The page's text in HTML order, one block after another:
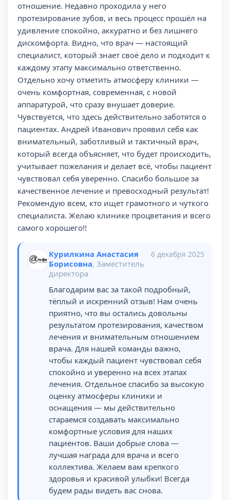
отношение. Недавно проходила у него
протезирование зубов, и весь процесс прошёл на
удивление спокойно, аккуратно и без лишнего
дискомфорта. Видно, что врач — настоящий
специалист, который знает своё дело и подходит к
каждому этапу максимально ответственно.
Отдельно хочу отметить атмосферу клиники —
очень комфортная, современная, с новой
аппаратурой, что сразу внушает доверие.
Чувствуется, что здесь действительно заботятся о
пациентах. Андрей Иванович проявил себя как
внимательный, заботливый и тактичный врач,
который всегда объясняет, что будет происходить,
учитывает пожелания и делает всё, чтобы пациент
чувствовал себя уверенно. Спасибо большое за
качественное лечение и превосходный результат!
Рекомендую всем, кто ищет грамотного и чуткого
специалиста. Желаю клинике процветания и всего
самого хорошего!!
Курилкина Анастасия
Борисовна, Заместитель
директора
6 декабря 2025
Благодарим вас за такой подробный,
тёплый и искренний отзыв! Нам очень
приятно, что вы остались довольны
результатом протезирования, качеством
лечения и внимательным отношением
врача. Для нашей команды важно,
чтобы каждый пациент чувствовал себя
спокойно и уверенно на всех этапах
лечения. Отдельное спасибо за высокую
оценку атмосферы клиники и
оснащения — мы действительно
стараемся создавать максимально
комфортные условия для наших
пациентов. Ваши добрые слова —
лучшая награда для врача и всего
коллектива. Желаем вам крепкого
здоровья и красивой улыбки! Всегда
будем рады видеть вас снова.